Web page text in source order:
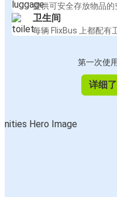
提供可安全存放物品的
卫生间
每辆 FlixBus 上都配有
第一次使
详细